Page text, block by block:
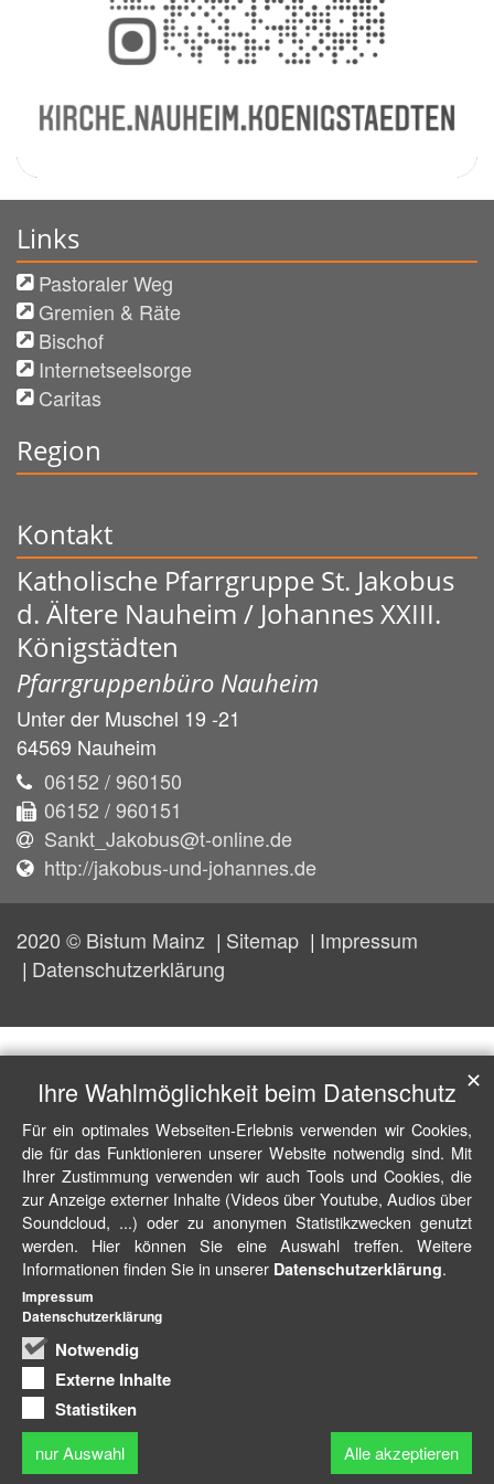
Links
Pastoraler Weg
Gremien & Räte
Bischof
Internetseelsorge
Caritas
Region
Kontakt
Katholische Pfarrgruppe St. Jakobus
d. Ältere Nauheim / Johannes XXIII.
Königstädten
Pfarrgruppenbüro Nauheim
Unter der Muschel 19 -21
64569 Nauheim
06152 / 960150
06152 / 960151
Sankt_Jakobus@t-online.de
http://jakobus-und-johannes.de
2020 © Bistum Mainz Sitemap
Impressum
Datenschutzerklärung
Ihre Wahlmöglichkeit beim Datenschutz
Für ein optimales Webseiten-Erlebnis verwenden wir Cookies,
die für das Funktionieren unserer Website notwendig sind. Mit
Ihrer Zustimmung verwenden wir auch Tools und Cookies, die
zur Anzeige externer Inhalte (Videos über Youtube, Audios über
Soundcloud, ...) oder zu anonymen Statistikzwecken genutzt
werden. Hier können Sie eine Auswahl treffen. Weitere
Informationen finden Sie in unserer Datenschutzerklärung.
Notwendig
Externe Inhalte
Statistiken
nur Auswahl Alle akzeptieren
✕
Impressum
Datenschutzerklärung